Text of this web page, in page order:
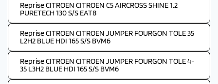
Reprise CITROEN CITROEN C5 AIRCROSS SHINE 1.2
PURETECH 130 S/S EAT8
Reprise CITROEN CITROEN JUMPER FOURGON TOLE 35
L2H2 BLUE HDI 165 S/S BVM6
Reprise CITROEN CITROEN JUMPER FOURGON TOLE 4-
35 L3H2 BLUE HDI 165 S/S BVM6